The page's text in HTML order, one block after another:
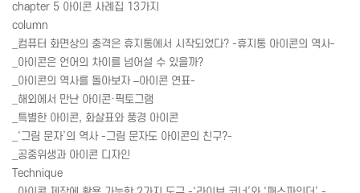
chapter 5 아이콘 사례집 13가지
column
_컴퓨터 화면상의 충격은 휴지통에서 시작되었다? -휴지통 아이콘의 역사-
_아이콘은 언어의 차이를 넘어설 수 있을까?
_아이콘의 역사를 돌아보자 –아이콘 연표-
_해외에서 만난 아이콘·픽토그램
_특별한 아이콘, 화살표와 풍경 아이콘
_‘그림 문자’의 역사 -그림 문자도 아이콘의 친구?-
_공중위생과 아이콘 디자인
Technique